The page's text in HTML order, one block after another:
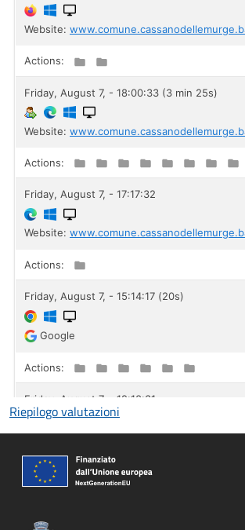
Riepilogo valutazioni